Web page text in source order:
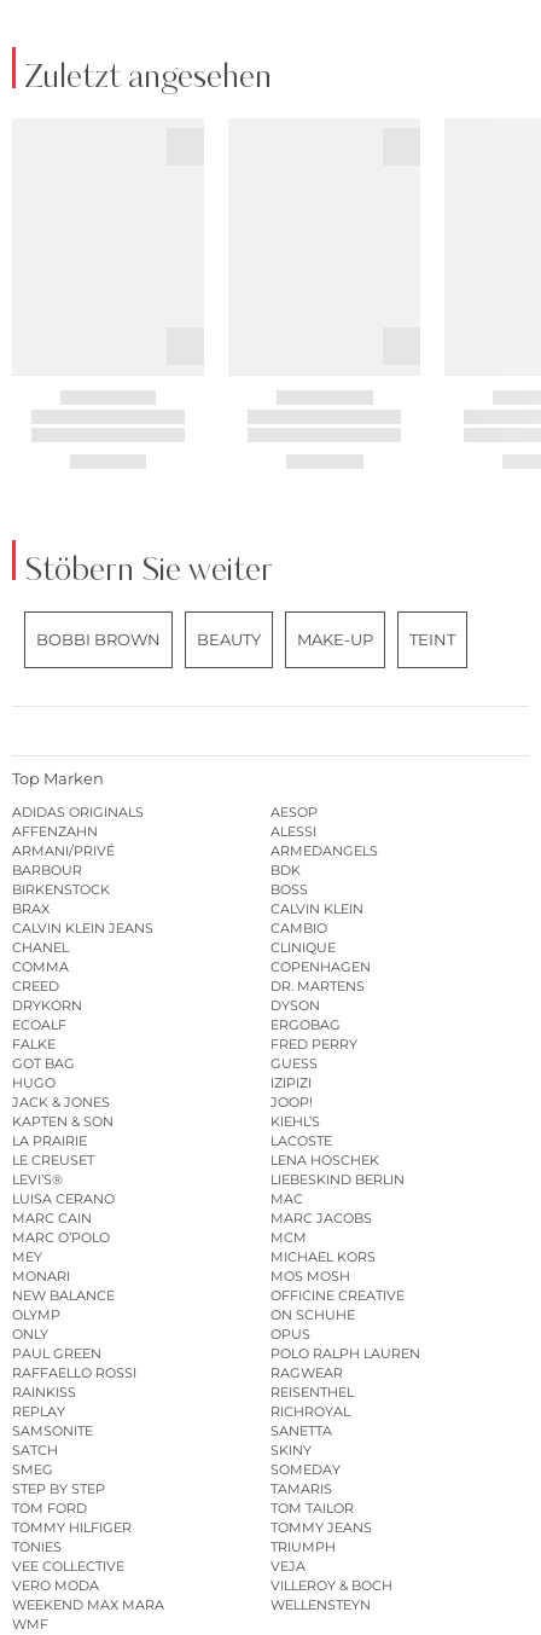
Zuletzt angesehen
Stöbern Sie weiter
BOBBI BROWN BEAUTY MAKE-UP TEINT
Top Marken
ADIDAS ORIGINALS
AESOP
AFFENZAHN
ALESSI
ARMANI/PRIVÉ
ARMEDANGELS
BARBOUR
BDK
BIRKENSTOCK
BOSS
BRAX
CALVIN KLEIN
CALVIN KLEIN JEANS
CAMBIO
CHANEL
CLINIQUE
COMMA
COPENHAGEN
CREED
DR. MARTENS
DRYKORN
DYSON
ECOALF
ERGOBAG
FALKE
FRED PERRY
GOT BAG
GUESS
HUGO
IZIPIZI
JACK & JONES
JOOP!
KAPTEN & SON
KIEHL’S
LA PRAIRIE
LACOSTE
LE CREUSET
LENA HOSCHEK
LEVI’S®
LIEBESKIND BERLIN
LUISA CERANO
MAC
MARC CAIN
MARC JACOBS
MARC O’POLO
MCM
MEY
MICHAEL KORS
MONARI
MOS MOSH
NEW BALANCE
OFFICINE CREATIVE
OLYMP
ON SCHUHE
ONLY
OPUS
PAUL GREEN
POLO RALPH LAUREN
RAFFAELLO ROSSI
RAGWEAR
RAINKISS
REISENTHEL
REPLAY
RICHROYAL
SAMSONITE
SANETTA
SATCH
SKINY
SMEG
SOMEDAY
STEP BY STEP
TAMARIS
TOM FORD
TOM TAILOR
TOMMY HILFIGER
TOMMY JEANS
TONIES
TRIUMPH
VEE COLLECTIVE
VEJA
VERO MODA
VILLEROY & BOCH
WEEKEND MAX MARA
WELLENSTEYN
WMF